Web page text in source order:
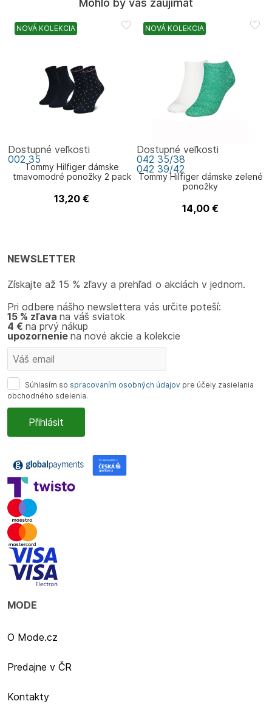
Mohlo by vás zaujímať
NOVÁ KOLEKCIA
Tommy Hilfiger dámske
tmavomodré ponožky 2 pack
Tommy Hilfiger
13,20 €
Dostupné veľkosti
002 35
NOVÁ KOLEKCIA
Tommy Hilfiger dámske zelené
ponožky
Tommy Hilfiger
14,00 €
Dostupné veľkosti
042 35/38
042 39/42
NEWSLETTER
Získajte až 15 % zľavy a prehľad o akciách v jednom.
Pri odbere nášho newslettera vás určite poteší:
15 % zľava na váš sviatok
4 € na prvý nákup
upozornenie na nové akcie a kolekcie
Súhlasím so spracovaním osobných údajov pre účely zasielania
obchodného sdelenia.
MODE
O Mode.cz
Predajne v ČR
Kontakty